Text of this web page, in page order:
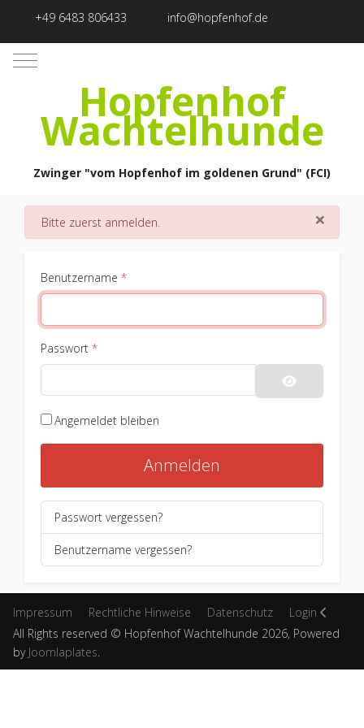
+49 6483 806433 info@hopfenhof.de
Mobile Menu Toggle
Hopfenhof
Wachtelhunde
Zwinger "vom Hopfenhof im goldenen Grund" (FCI)
×
danger
Bitte zuerst anmelden.
Benutzername *
Passwort*
Passwort
Angemeldet bleiben
Anmelden
Passwort vergessen?
Benutzername vergessen?
Impressum Rechtliche Hinweise Datenschutz
Login
All Rights reserved © Hopfenhof Wachtelhunde 2026, Powered
by Joomlaplates.